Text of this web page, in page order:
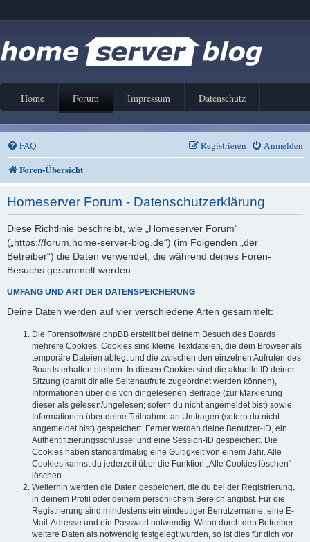
Home Forum Impressum Datenschutz
FAQ Anmelden
Registrieren
Foren-Übersicht
Homeserver Forum - Datenschutzerklärung
Diese Richtlinie beschreibt, wie „Homeserver Forum“
(„https://forum.home-server-blog.de“) (im Folgenden „der
Betreiber“) die Daten verwendet, die während deines Foren-
Besuchs gesammelt werden.
UMFANG UND ART DER DATENSPEICHERUNG
Deine Daten werden auf vier verschiedene Arten gesammelt:
Die Forensoftware phpBB erstellt bei deinem Besuch des Boards
mehrere Cookies. Cookies sind kleine Textdateien, die dein Browser als
temporäre Dateien ablegt und die zwischen den einzelnen Aufrufen des
Boards erhalten bleiben. In diesen Cookies sind die aktuelle ID deiner
Sitzung (damit dir alle Seitenaufrufe zugeordnet werden können),
Informationen über die von dir gelesenen Beiträge (zur Markierung
dieser als gelesen/ungelesen; sofern du nicht angemeldet bist) sowie
Informationen über deine Teilnahme an Umfragen (sofern du nicht
angemeldet bist) gespeichert. Ferner werden deine Benutzer-ID, ein
Authentifizierungsschlüssel und eine Session-ID gespeichert. Die
Cookies haben standardmäßig eine Gültigkeit von einem Jahr. Alle
Cookies kannst du jederzeit über die Funktion „Alle Cookies löschen“
löschen.
Weiterhin werden die Daten gespeichert, die du bei der Registrierung,
in deinem Profil oder deinem persönlichem Bereich angibst. Für die
Registrierung sind mindestens ein eindeutiger Benutzername, eine E-
Mail-Adresse und ein Passwort notwendig. Wenn durch den Betreiber
weitere Daten als notwendig festgelegt wurden, so ist dies für dich vor